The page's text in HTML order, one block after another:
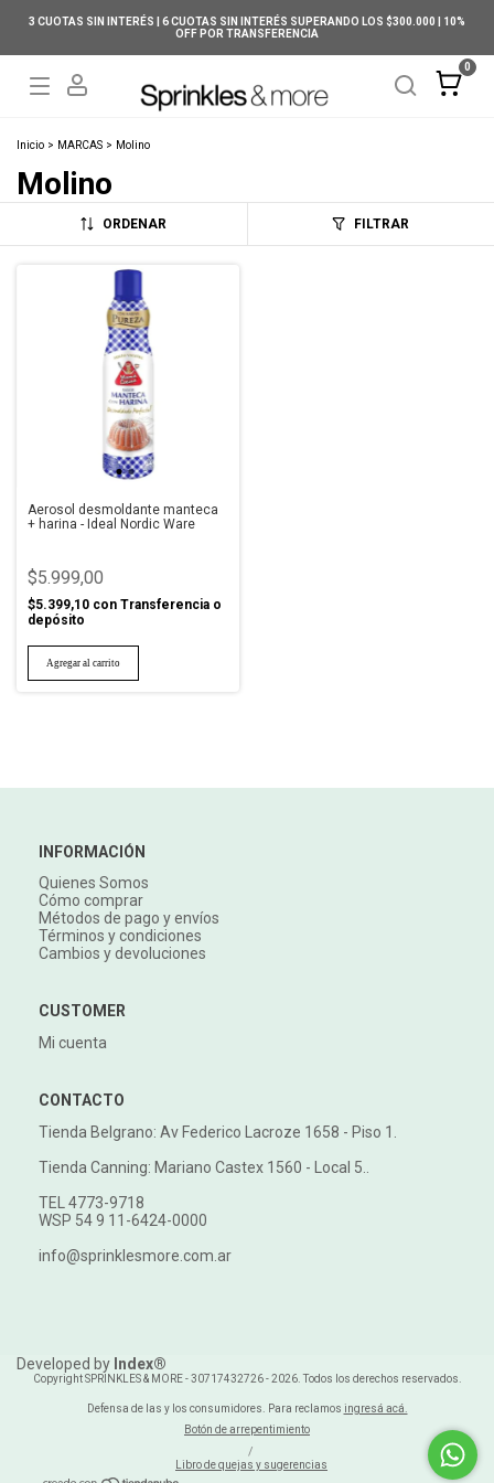
3 CUOTAS SIN INTERÉS | 6 CUOTAS SIN INTERÉS SUPERANDO LOS $300.000 | 10%
OFF POR TRANSFERENCIA
0
Inicio > MARCAS > Molino
Molino
ORDENAR FILTRAR
Aerosol desmoldante manteca
+ harina - Ideal Nordic Ware
$5.999,00
$5.399,10 con Transferencia o
depósito
INFORMACIÓN
Quienes Somos
Cómo comprar
Métodos de pago y envíos
Términos y condiciones
Cambios y devoluciones
CUSTOMER
Mi cuenta
CONTACTO
Tienda Belgrano: Av Federico Lacroze 1658 - Piso 1.
Tienda Canning: Mariano Castex 1560 - Local 5..
TEL 4773-9718
WSP 54 9 11-6424-0000
info@sprinklesmore.com.ar
Developed by Index®
Copyright SPRINKLES & MORE - 30717432726 - 2026. Todos los derechos reservados.
Defensa de las y los consumidores. Para reclamos ingresá acá.
Botón de arrepentimiento
/
Libro de quejas y sugerencias